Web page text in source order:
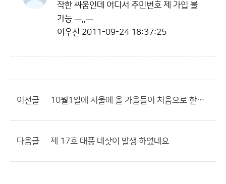
작한 싸움인데 어디서 주민번호 제 가입 불
가능 ㅡ,,ㅡ
이우진 2011-09-24 18:37:25
이전글 10월1일에 서울에 올 가을들어 처음으로 한자릿수로 떨어질듯
다음글 제 17호 태풍 네삿이 발생 하였네요